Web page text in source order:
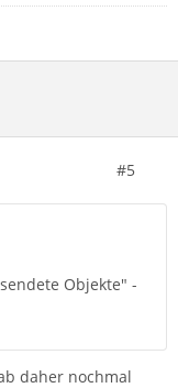
#5
Objekte" -
daher nochmal